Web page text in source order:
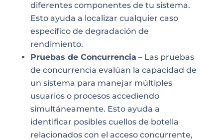
diferentes componentes de tu sistema.
Esto ayuda a localizar cualquier caso
específico de degradación de
rendimiento.
Pruebas de Concurrencia – Las pruebas
de concurrencia evalúan la capacidad de
un sistema para manejar múltiples
usuarios o procesos accediendo
simultáneamente. Esto ayuda a
identificar posibles cuellos de botella
relacionados con el acceso concurrente,